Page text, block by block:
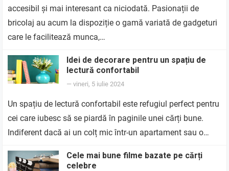
accesibil și mai interesant ca niciodată. Pasionații de
bricolaj au acum la dispoziție o gamă variată de gadgeturi
care le facilitează munca,…
Idei de decorare pentru un spațiu de
lectură confortabil
—vineri, 5 iulie 2024
Un spațiu de lectură confortabil este refugiul perfect pentru
cei care iubesc să se piardă în paginile unei cărți bune.
Indiferent dacă ai un colț mic într-un apartament sau o…
Cele mai bune filme bazate pe cărți
celebre